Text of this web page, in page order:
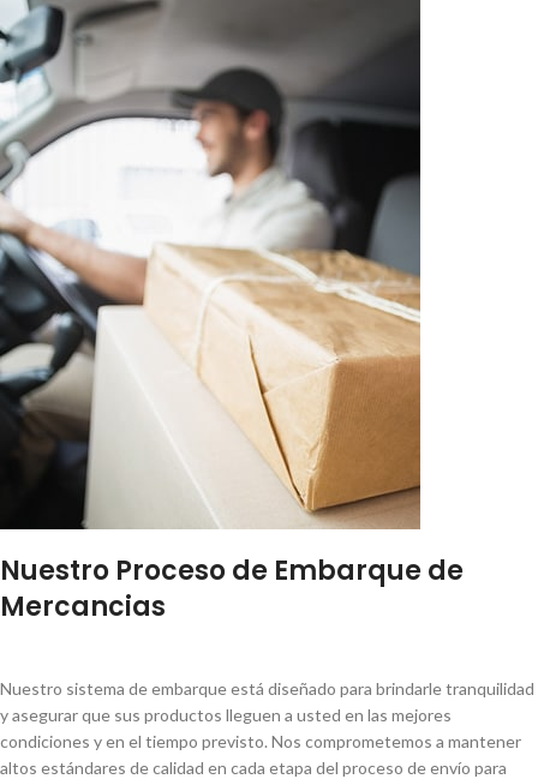
Nuestro Proceso de Embarque de
Mercancias
Nuestro sistema de embarque está diseñado para brindarle tranquilidad
y asegurar que sus productos lleguen a usted en las mejores
condiciones y en el tiempo previsto. Nos comprometemos a mantener
altos estándares de calidad en cada etapa del proceso de envío para